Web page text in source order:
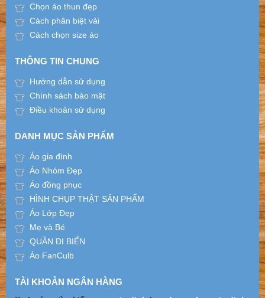
Chọn áo thun đẹp
Cách phân biệt vải
Cách chọn size áo
THÔNG TIN CHUNG
Hướng dẫn sử dụng
Chính sách bảo mật
Điều khoản sử dụng
DANH MỤC SẢN PHẨM
Áo gia đình
Áo Nhóm Đẹp
Áo đồng phục
HÌNH CHỤP THẬT SẢN PHẨM
Áo Lớp Đẹp
Mẹ và Bé
QUẦN ĐI BIỂN
Áo FanCulb
TÀI KHOẢN NGÂN HÀNG